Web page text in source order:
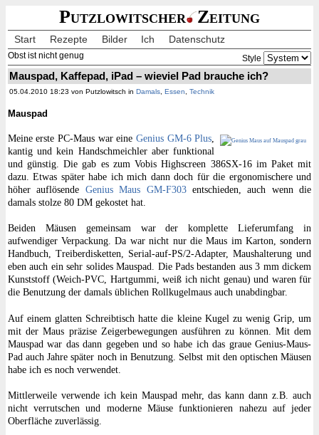
Putzlowitscher Zeitung
Start Rezepte Bilder Ich Datenschutz
Obst ist nicht genug Style
Mauspad, Kaffepad, iPad – wieviel Pad brauche ich?
05.04.2010 18:23 von Putzlowitsch in Damals, Essen, Technik
Mauspad
Meine erste PC-Maus war eineGenius GM-6 Plus
kantig und kein Handschmeichler aber funktional
und günstig. Die gab es zum Vobis Highscreen 386SX-16 im Paket mit
dazu. Etwas später habe ich mich dann doch für die ergonomischere und
höher auflösende Genius Maus GM-F303entschieden, auch wenn die
damals stolze 80 DM gekostet hat.
Beiden Mäusen gemeinsam war der komplette Lieferumfang in
aufwendiger Verpackung. Da war nicht nur die Maus im Karton, sondern
Handbuch, Treiberdisketten, Serial-auf-PS/2-Adapter, Maushalterung und
eben auch ein sehr solides Mauspad. Die Pads bestanden aus 3 mm dickem
Kunststoff (Weich-PVC, Hartgummi, weiß ich nicht genau) und waren für
die Benutzung der damals üblichen Rollkugelmaus auch unabdingbar.
Auf einem glatten Schreibtisch hatte die kleine Kugel zu wenig Grip, um
mit der Maus präzise Zeigerbewegungen ausführen zu können. Mit dem
Mauspad war das dann gegeben und so habe ich das graue Genius-Maus-
Pad auch Jahre später noch in Benutzung. Selbst mit den optischen Mäusen
habe ich es noch verwendet.
Mittlerweile verwende ich kein Mauspad mehr, das kann dann z.B. auch
nicht verrutschen und moderne Mäuse funktionieren nahezu auf jeder
Oberfläche zuverlässig.